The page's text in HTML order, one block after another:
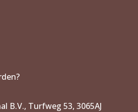
B.V., Turfweg 53, 3065AJ